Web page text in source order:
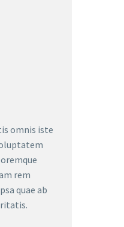
omnis iste
rem
quae ab